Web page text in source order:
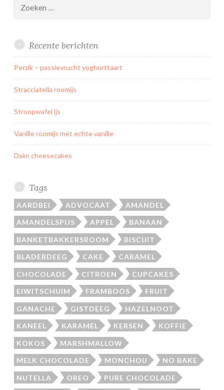
naar:
Recente berichten
Perzik – passievrucht yoghurttaart
Stracciatella roomijs
Stroopwafel ijs
Vanille roomijs met echte vanille
Daim cheesecakes
Tags
AARDBEI ADVOCAAT AMANDEL
AMANDELSPIJS APPEL BANAAN
BANKETBAKKERSROOM BISCUIT
BLADERDEEG CAKE CARAMEL
CHOCOLADE CITROEN CUPCAKES
EIWITSCHUIM FRAMBOOS FRUIT
GANACHE GISTDEEG HAZELNOOT
KANEEL KARAMEL KERSEN KOFFIE
KOKOS MARSHMALLOW
MELK CHOCOLADE MONCHOU NO BAKE
NUTELLA OREO PURE CHOCOLADE